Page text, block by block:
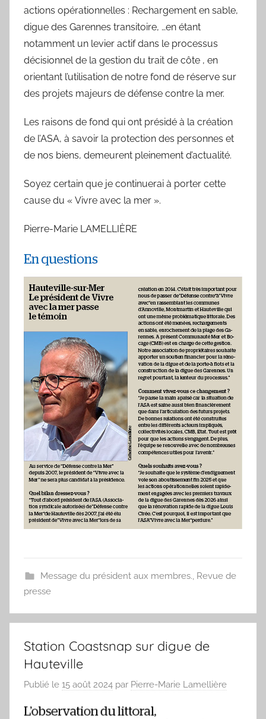
actions opérationnelles : Rechargement en sable,
digue des Garennes transitoire, …en étant
notamment un levier actif dans le processus
décisionnel de la gestion du trait de côte , en
orientant l’utilisation de notre fond de réserve sur
des projets majeurs de défense contre la mer.
Les raisons de fond qui ont présidé à la création
de l’ASA, à savoir la protection des personnes et
de nos biens, demeurent pleinement d’actualité.
Soyez certain que je continuerai à porter cette
cause du « Vivre avec la mer ».
Pierre-Marie LAMELLIÈRE
Message du président aux membres. Revue de
presse
Station Coastsnap sur digue de
Hauteville
Publié le 15 août 2024 par Pierre-Marie Lamellière